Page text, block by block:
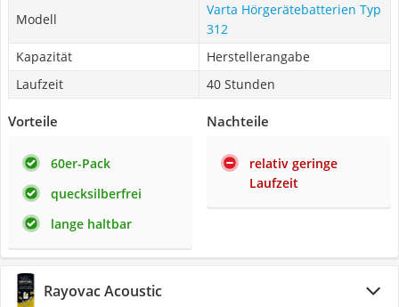
Modell
Varta Hörgerätebatterien Typ
312
Kapazität
Herstellerangabe
Laufzeit
40 Stunden
Vorteile
60er-Pack
quecksilberfrei
lange haltbar
Nachteile
relativ geringe
Laufzeit
Rayovac Acoustic